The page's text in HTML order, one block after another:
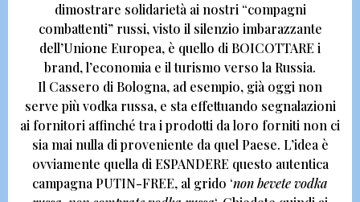
dimostrare solidarietà ai nostri “compagni
combattenti” russi, visto il silenzio imbarazzante
dell’Unione Europea, è quello di BOICOTTARE i
brand, l’economia e il turismo verso la Russia.
Il Cassero di Bologna, ad esempio, già oggi non
serve più vodka russa, e sta effettuando segnalazioni
ai fornitori affinché tra i prodotti da loro forniti non ci
sia mai nulla di proveniente da quel Paese. L’idea è
ovviamente quella di ESPANDERE questo autentica
campagna PUTIN-FREE, al grido ‘non bevete vodka